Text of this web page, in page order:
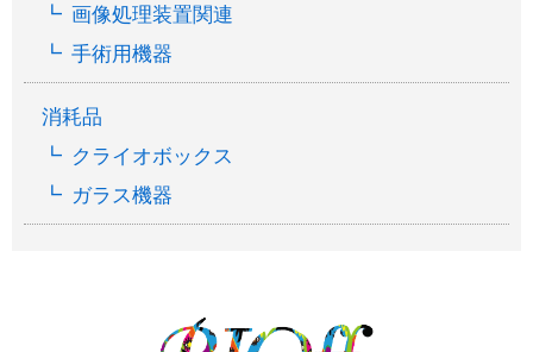
画像処理装置関連
手術用機器
消耗品
クライオボックス
ガラス機器